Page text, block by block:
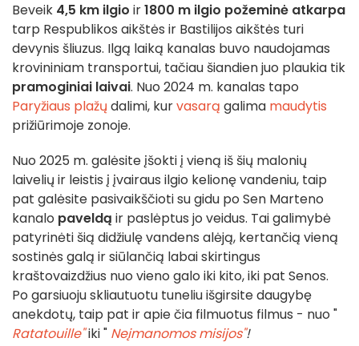
Beveik 4,5 km ilgio ir1800 m ilgio požeminė atkarpa
tarp Respublikos aikštės ir Bastilijos aikštės turi
devynis šliuzus. Ilgą laiką kanalas buvo naudojamas
krovininiam transportui, tačiau šiandien juo plaukia tik
pramoginiai laivai. Nuo 2024 m. kanalas tapo
Paryžiaus plažų dalimi, kurvasarą galima maudytis
prižiūrimoje zonoje.
Nuo 2025 m. galėsite įšokti į vieną iš šių malonių
laivelių ir leistis į įvairaus ilgio kelionę vandeniu, taip
pat galėsite pasivaikščioti su gidu po Sen Marteno
kanalo paveldą ir paslėptus jo veidus. Tai galimybė
patyrinėti šią didžiulę vandens alėją, kertančią vieną
sostinės galą ir siūlančią labai skirtingus
kraštovaizdžius nuo vieno galo iki kito, iki pat Senos.
Po garsiuoju skliautuotu tuneliu išgirsite daugybę
anekdotų, taip pat ir apie čia filmuotus filmus - nuo "
Ratatouille"iki " Neįmanomos misijos"!